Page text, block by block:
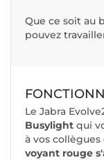
Que ce soit au
pouvez
Le Jabra
Busylight qui
à vos
voyant rouge